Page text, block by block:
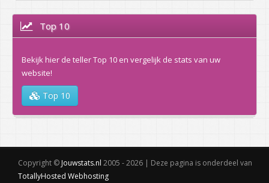
Top 10
Bekijk hier de teller Top 10 en vergelijk de stats van uw
website!
Top 10
Copyright © Jouwstats.nl 2005 - 2026 | Deze pagina is onderdeel van
TotallyHosted Webhosting